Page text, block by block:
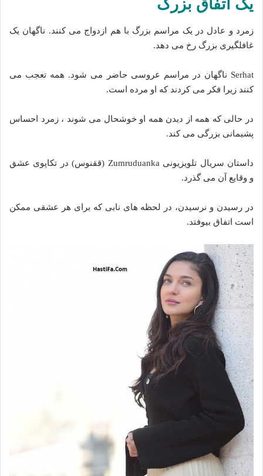
یک اتفاق بزرگ
زمرد و عادل در یک مراسم بزرگ با هم ازدواج می کنند. ناگهان یک
غافلگیری بزرگ رخ می دهد.
Serhat ناگهان در مراسم عروسی حاضر می شود. همه تعجب می
کنند زیرا فکر می کردند که او مرده است.
در حالی که همه از دیدن همه او خوشحال می شوند ، زمرد احساس
پشیمانی بزرگی می کند.
داستان سریال تلویزیونی Zumruduanka (ققنوس) در تکاپوی عشق
و وقایع آن می گذرد.
در رسیدن و نرسیدن، در لحظه های نابی که برای هر عشقی ممکن
است اتفاق بیوفتد.